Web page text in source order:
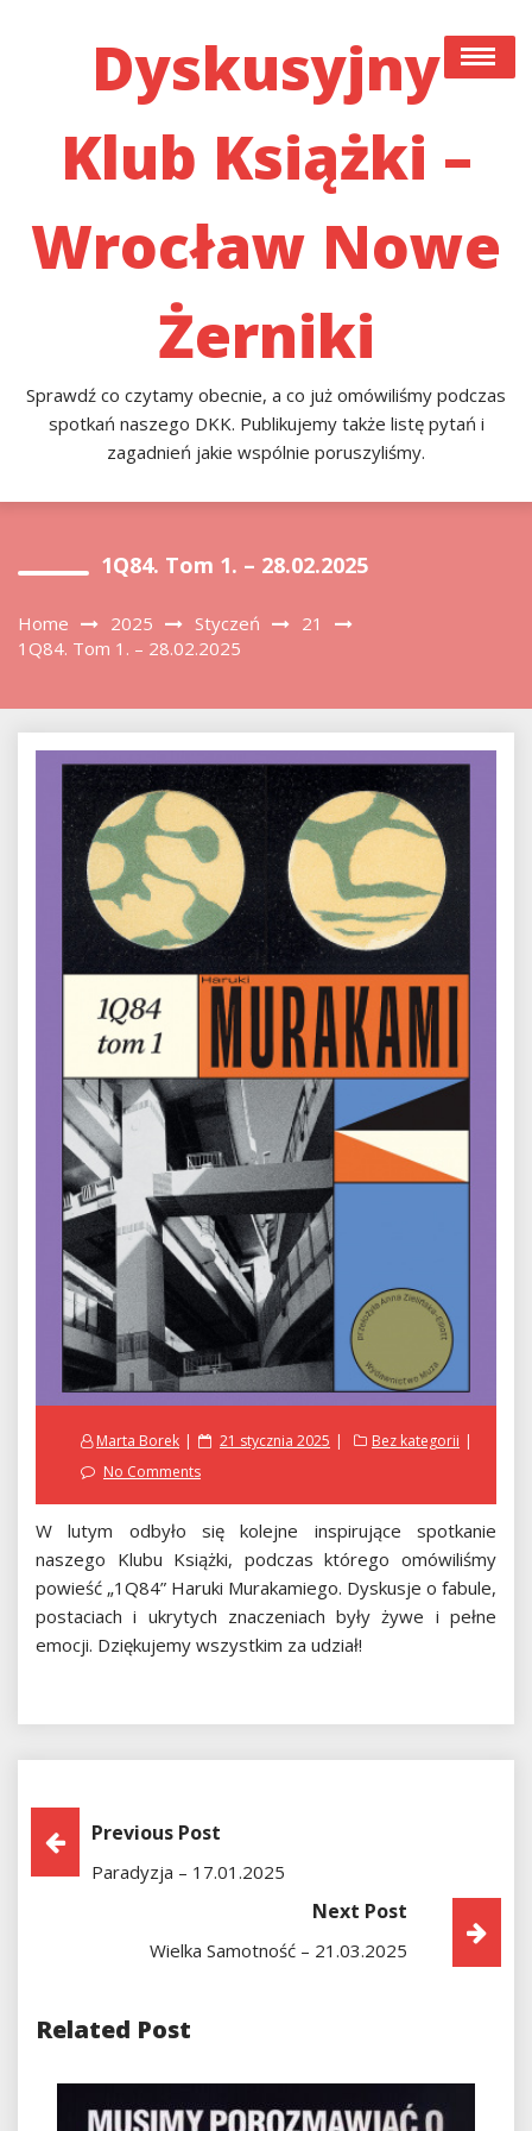
Dyskusyjny
Klub Książki –
Wrocław Nowe
Żerniki
Sprawdź co czytamy obecnie, a co już omówiliśmy podczas
spotkań naszego DKK. Publikujemy także listę pytań i
zagadnień jakie wspólnie poruszyliśmy.
#22 (bez Tytułu)
Co Czytamy Obecnie, A Co Już Przeczytaliśmy I
Także Listę Pytań I Zagadnień Jakie Poruszyliśmy.
Przykładowa Strona
1Q84. Tom 1. – 28.02.2025
Home 2025 Styczeń
21
1Q84. Tom 1. – 28.02.2025
Marta Borek
Posted
21 stycznia 2025
Bez kategorii
No Comments
W lutym odbyło się kolejne inspirujące spotkanie
naszego Klubu Książki, podczas którego omówiliśmy
powieść „1Q84” Haruki Murakamiego. Dyskusje o fabule,
postaciach i ukrytych znaczeniach były żywe i pełne
emocji. Dziękujemy wszystkim za udział!
Nawigacja
Wpisu
Previous Post
Paradyzja – 17.01.2025
Next Post
Wielka Samotność – 21.03.2025
Related Post